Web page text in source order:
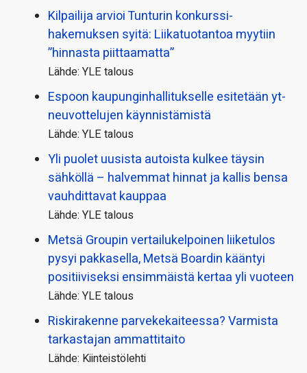
Kilpailija arvioi Tunturin konkurssi­
hakemuksen syitä: Liikatuotantoa myytiin
”hinnasta piittaamatta”
Lähde: YLE talous
Espoon kaupungin­hallitukselle esitetään yt-
neuvottelujen käynnistämistä
Lähde: YLE talous
Yli puolet uusista autoista kulkee täysin
sähköllä – halvemmat hinnat ja kallis bensa
vauhdittavat kauppaa
Lähde: YLE talous
Metsä Groupin vertailu­kelpoinen liiketulos
pysyi pakkasella, Metsä Boardin kääntyi
positiiviseksi ensimmäistä kertaa yli vuoteen
Lähde: YLE talous
Riskirakenne parvekekaiteessa? Varmista
tarkastajan ammattitaito
Lähde: Kiinteistölehti